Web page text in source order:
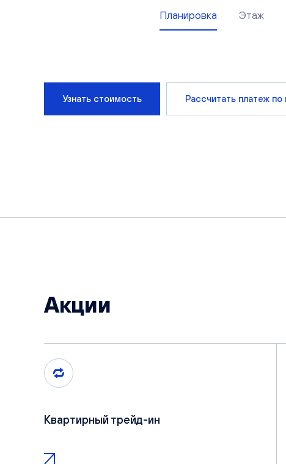
Планировка Этаж
Узнать стоимость Рассчитать платеж по
Акции
Квартирный трейд-ин